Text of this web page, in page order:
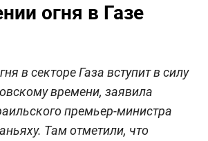
огня в Газе
в секторе Газа вступит в силу
времени, заявила
премьер-министра
Там отметили, что